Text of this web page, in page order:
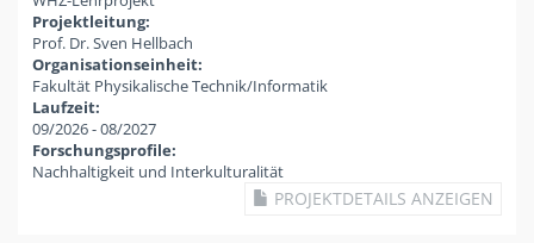
Projektleitung:
Prof. Dr. Sven Hellbach
Organisationseinheit:
Fakultät Physikalische Technik/Informatik
Laufzeit:
09/2026-08/2027
Forschungsprofile:
Nachhaltigkeit und Interkulturalität
PROJEKTDETAILS ANZEIGEN